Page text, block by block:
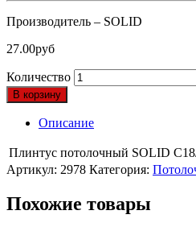
Производитель – SOLID
27.00руб
Количество
В корзину
Описание
Плинтус потолочный SOLID
Артикул: 2978 Категория:
Похожие товары